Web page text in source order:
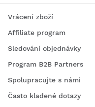
Vrácení zboží
Affiliate program
Sledování objednávky
Program B2B Partners
Spolupracujte s námi
Často kladené dotazy